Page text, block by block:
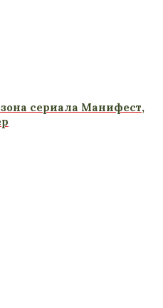
сериала Манифест,